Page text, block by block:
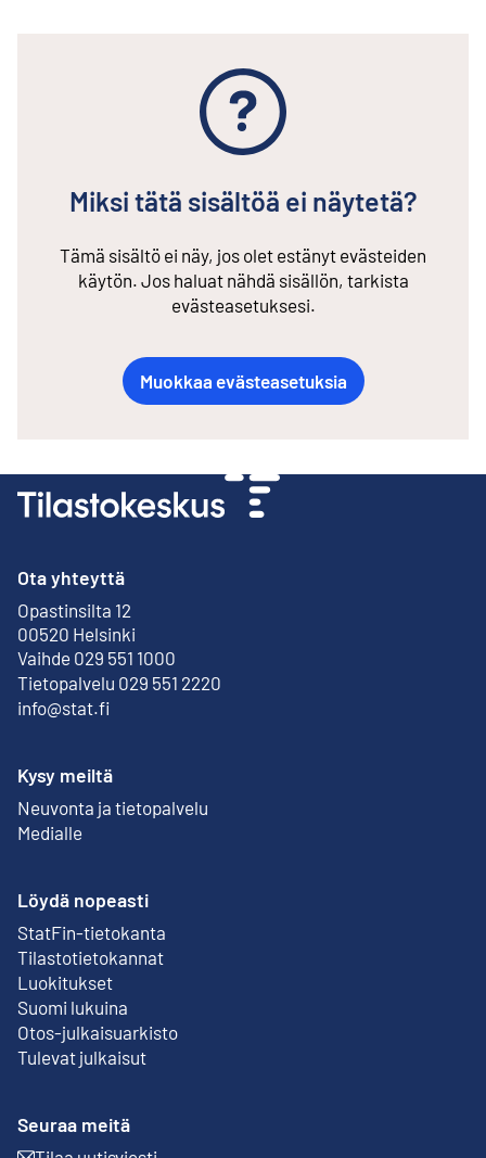
Miksi tätä sisältöä ei näytetä?
Tämä sisältö ei näy, jos olet estänyt evästeiden
käytön. Jos haluat nähdä sisällön, tarkista
evästeasetuksesi.
Muokkaa evästeasetuksia
Ota yhteyttä
Opastinsilta 12
00520 Helsinki
Ulkoinen linkki
Vaihde 029 551 1000
Tietopalvelu 029 551 2220
info@stat.fi
Kysy meiltä
Neuvonta ja tietopalvelu
Medialle
Löydä nopeasti
StatFin-tietokanta
Ulkoinen linkki
Tilastotietokannat
Luokitukset
Suomi lukuina
Otos-julkaisuarkisto
Ulkoinen linkki
Tulevat julkaisut
Seuraa meitä